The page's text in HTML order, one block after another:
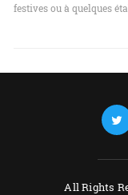
festives ou à quelques
All Rights